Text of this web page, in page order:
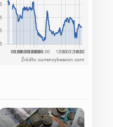
Źródło: currencybeacon.com